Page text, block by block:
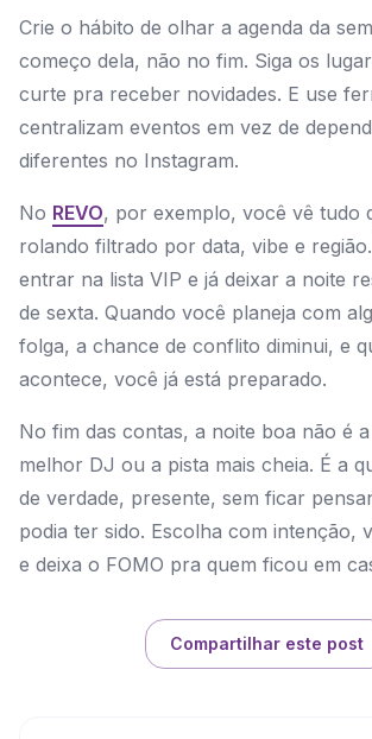
Crie o hábito de olhar a agenda da
começo dela, não no fim. Siga os
curte pra receber novidades. E use
centralizam eventos em vez de
diferentes no Instagram.
No REVO, por exemplo, você vê tudo
rolando filtrado por data, vibe e
entrar na lista VIP e já deixar a noite
de sexta. Quando você planeja com
folga, a chance de conflito diminui, e
acontece, você já está preparado.
No fim das contas, a noite boa não é
melhor DJ ou a pista mais cheia. É a
de verdade, presente, sem ficar
podia ter sido. Escolha com intenção,
e deixa o FOMO pra quem ficou em
Compartilhar este post